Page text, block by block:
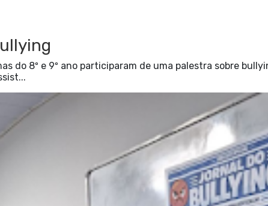
do 8º e 9º ano participaram de uma palestra sobre